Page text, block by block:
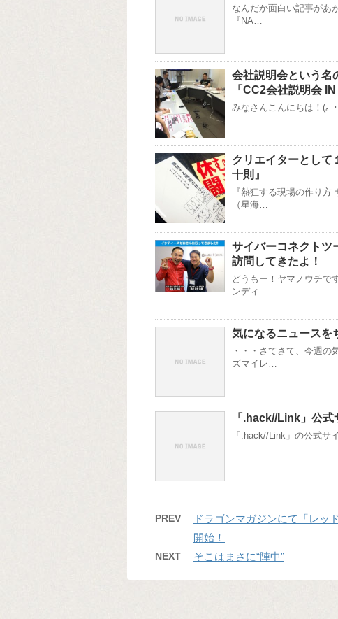
なんだか面白い記事があ
『NA…
会社説明会という名
「CC2会社説明会
みなさんこんにちは！(｡
クリエイターとして
十則』
『熱狂する現場の作り方
（星海…
サイバーコネクトツ
訪問してきたよ！
どうもー！ヤマノウチで
ンディ…
気になるニュースを
・・・さてさて、今週の
ズマイレ…
「.hack//Link」公式
「.hack//Link」の公式
PREV
ドラゴンマガジンにて「レッ
開始！
NEXT そこはまさに“陣中”